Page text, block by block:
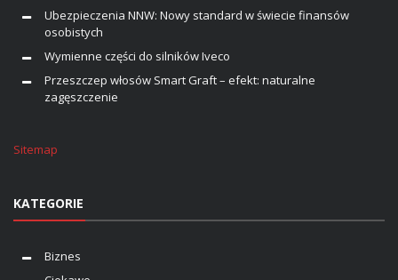
Ubezpieczenia NNW: Nowy standard w świecie finansów
osobistych
Wymienne części do silników Iveco
Przeszczep włosów Smart Graft – efekt: naturalne
zagęszczenie
Sitemap
KATEGORIE
Biznes